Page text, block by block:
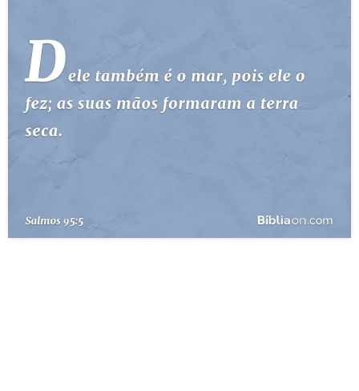
10 MANDAMENTOS
ESTUDOS BÍBLICOS
ESBOÇOS DE PREGAÇÃO
PERGUNTE À BÍBLIA